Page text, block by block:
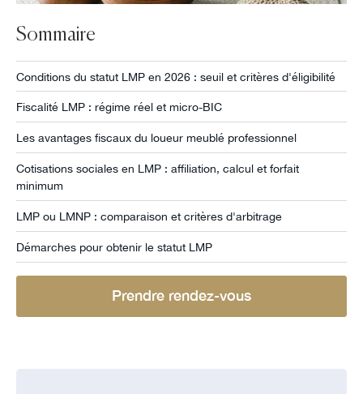
Sommaire
Conditions du statut LMP en 2026 : seuil et critères d'éligibilité
Fiscalité LMP : régime réel et micro-BIC
Les avantages fiscaux du loueur meublé professionnel
Cotisations sociales en LMP : affiliation, calcul et forfait
minimum
LMP ou LMNP : comparaison et critères d'arbitrage
Démarches pour obtenir le statut LMP
Prendre rendez-vous